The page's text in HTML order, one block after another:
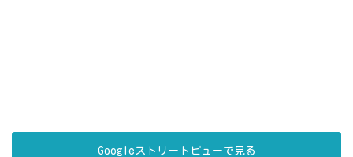
Googleストリートビューで見る